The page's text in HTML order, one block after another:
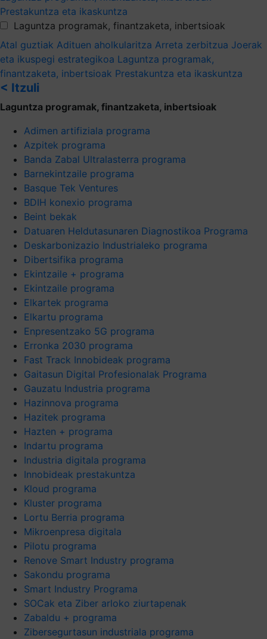
Prestakuntza eta ikaskuntza
Laguntza programak, finantzaketa, inbertsioak
Atal guztiak Adituen aholkularitza Arreta zerbitzua Joerak
eta ikuspegi estrategikoa Laguntza programak,
finantzaketa, inbertsioak Prestakuntza eta ikaskuntza
< Itzuli
Laguntza programak, finantzaketa, inbertsioak
Adimen artifiziala programa
Azpitek programa
Banda Zabal Ultralasterra programa
Barnekintzaile programa
Basque Tek Ventures
BDIH konexio programa
Beint bekak
Datuaren Heldutasunaren Diagnostikoa Programa
Deskarbonizazio Industrialeko programa
Dibertsifika programa
Ekintzaile + programa
Ekintzaile programa
Elkartek programa
Elkartu programa
Enpresentzako 5G programa
Erronka 2030 programa
Fast Track Innobideak programa
Gaitasun Digital Profesionalak Programa
Gauzatu Industria programa
Hazinnova programa
Hazitek programa
Hazten + programa
Indartu programa
Industria digitala programa
Innobideak prestakuntza
Kloud programa
Kluster programa
Lortu Berria programa
Mikroenpresa digitala
Pilotu programa
Renove Smart Industry programa
Sakondu programa
Smart Industry Programa
SOCak eta Ziber arloko ziurtapenak
Zabaldu + programa
Zibersegurtasun industriala programa